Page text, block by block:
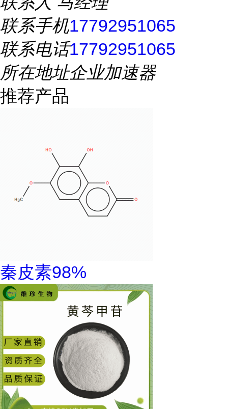
联系手机17792951065
联系电话17792951065
所在地址企业加速器
推荐产品
秦皮素98%